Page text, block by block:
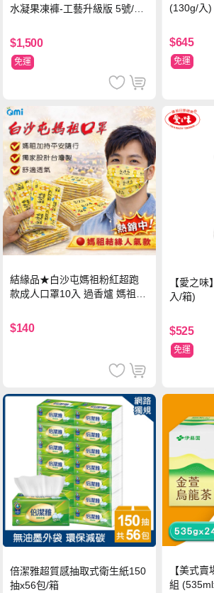
水凝果凍褲-工藝升級版 5號/XL
$1,500
免運
(130g/入)
$645
免運
結緣品★白沙屯媽祖粉紅超跑
款成人口罩10入 過香爐 媽祖加
$140
【愛之
入/箱)
$525
免運
倍潔雅超質感抽取式衛生紙150
抽x56包/箱
【美式
組